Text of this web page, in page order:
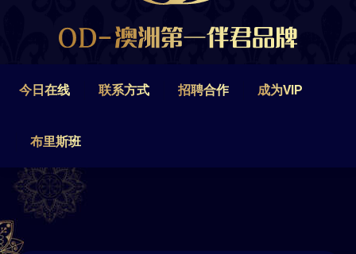
今日在线 联系方式 招聘合作 成为VIP
布里斯班